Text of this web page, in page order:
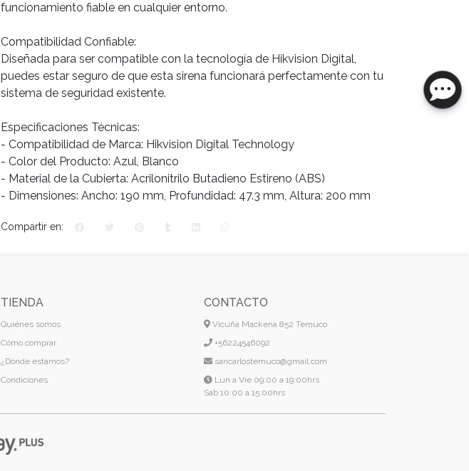
funcionamiento fiable en cualquier entorno.
Compatibilidad Confiable:
Diseñada para ser compatible con la tecnología de Hikvision Digital,
puedes estar seguro de que esta sirena funcionará perfectamente con tu
sistema de seguridad existente.
Especificaciones Técnicas:
- Compatibilidad de Marca: Hikvision Digital Technology
- Color del Producto: Azul, Blanco
- Material de la Cubierta: Acrilonitrilo Butadieno Estireno (ABS)
- Dimensiones: Ancho: 190 mm, Profundidad: 47.3 mm, Altura: 200 mm
Compartir en:
TIENDA
Quiénes somos
Cómo comprar
¿Dónde estamos?
Condiciones
CONTACTO
Vicuña Mackena 852 Temuco
+56224546092
sancarlostemuco@gmail.com
Lun a Vie 09:00 a 19:00hrs
Sab 10:00 a 15:00hrs